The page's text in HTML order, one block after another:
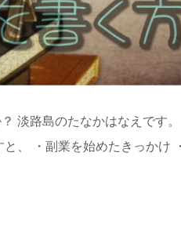
淡路島のたなかはなえです
、 ・副業を始めたきっかけ